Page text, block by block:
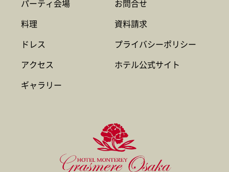
パーティ会場
料理
ドレス
アクセス
ギャラリー
お問合せ
資料請求
プライバシーポリシー
ホテル公式サイト